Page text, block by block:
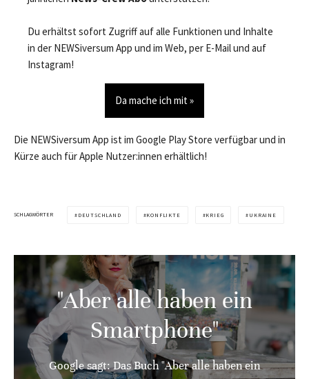
Du erhältst sofort Zugriff auf alle Funktionen und Inhalte
in der NEWSiversum App und im Web, per E-Mail und auf
Instagram!
Da mache ich mit »
Die NEWSiversum App ist im Google Play Store verfügbar und in
Kürze auch für Apple Nutzer:innen erhältlich!
SCHLAGWÖRTER DEUTSCHLAND KONFLIKTE KRIEG UKRAINE
"Aber alle haben ein
Smartphone"
Google sagt: Das Buch "Aber alle haben ein